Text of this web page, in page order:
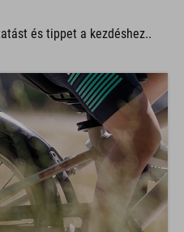
és tippet a kezdéshez..